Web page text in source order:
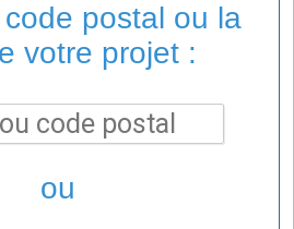
postal ou la
votre projet :
ou